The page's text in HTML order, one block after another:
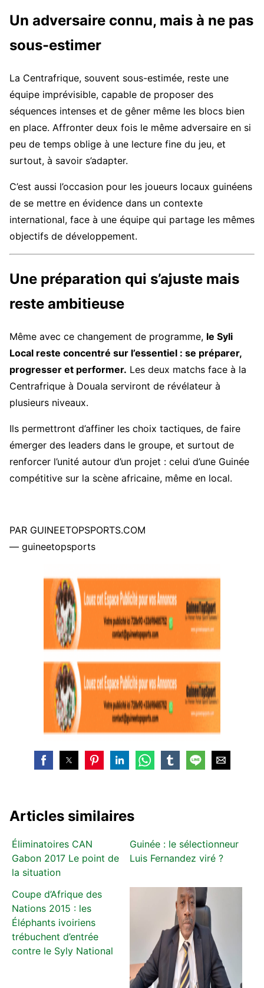
Un adversaire connu, mais à ne pas
sous-estimer
La Centrafrique, souvent sous-estimée, reste une
équipe imprévisible, capable de proposer des
séquences intenses et de gêner même les blocs bien
en place. Affronter deux fois le même adversaire en si
peu de temps oblige à une lecture fine du jeu, et
surtout, à savoir s’adapter.
C’est aussi l’occasion pour les joueurs locaux guinéens
de se mettre en évidence dans un contexte
international, face à une équipe qui partage les mêmes
objectifs de développement.
Une préparation qui s’ajuste mais
reste ambitieuse
Même avec ce changement de programme, le Syli
Local reste concentré sur l’essentiel : se préparer,
progresser et performer. Les deux matchs face à la
Centrafrique à Douala serviront de révélateur à
plusieurs niveaux.
Ils permettront d’affiner les choix tactiques, de faire
émerger des leaders dans le groupe, et surtout de
renforcer l’unité autour d’un projet : celui d’une Guinée
compétitive sur la scène africaine, même en local.
PAR GUINEETOPSPORTS.COM
— guineetopsports
Articles similaires
Éliminatoires CAN
Gabon 2017 Le point de
la situation
Guinée : le sélectionneur
Luis Fernandez viré ?
Coupe d’Afrique des
Nations 2015 : les
Éléphants ivoiriens
trébuchent d’entrée
contre le Syly National